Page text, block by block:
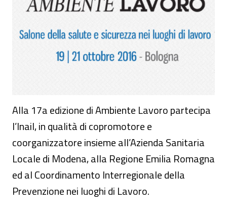
Alla 17a edizione di Ambiente Lavoro partecipa
l’Inail, in qualità di copromotore e
coorganizzatore insieme all’Azienda Sanitaria
Locale di Modena, alla Regione Emilia Romagna
ed al Coordinamento Interregionale della
Prevenzione nei luoghi di Lavoro.